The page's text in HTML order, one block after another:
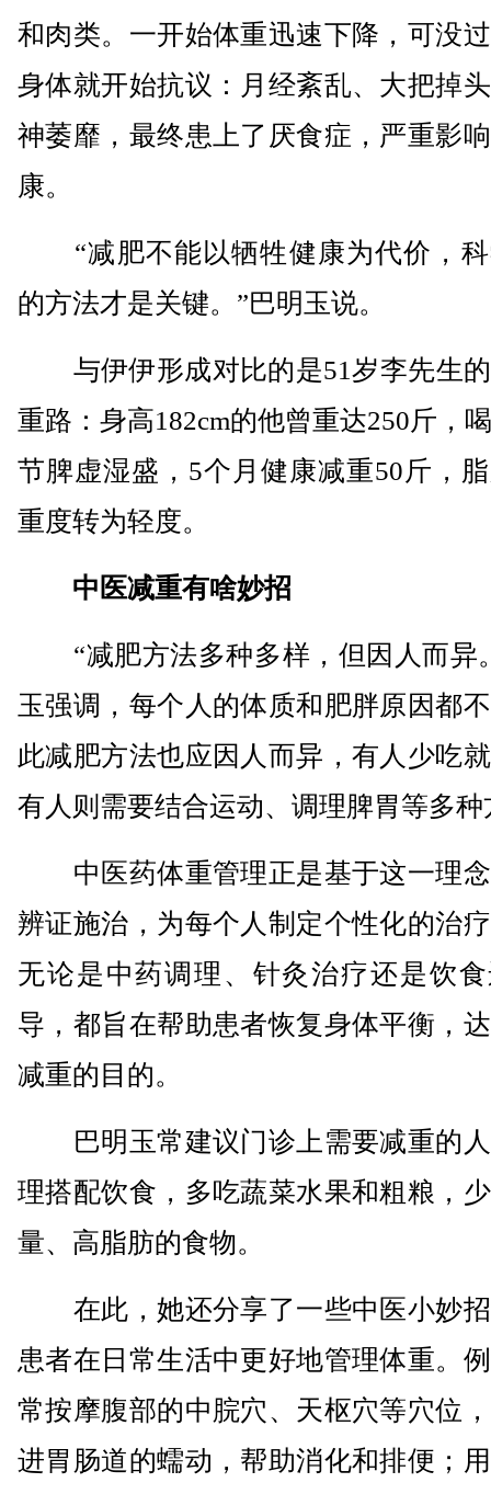
和肉类。一开始体重迅速下降，可没
身体就开始抗议：月经紊乱、大把掉
神萎靡，最终患上了厌食症，严重影
康。
“减肥不能以牺牲健康为代价，科
的方法才是关键。”巴明玉说。
与伊伊形成对比的是51岁李先生
重路：身高182cm的他曾重达250斤，
节脾虚湿盛，5个月健康减重50斤，
重度转为轻度。
中医减重有啥妙招
“减肥方法多种多样，但因人而异
玉强调，每个人的体质和肥胖原因都
此减肥方法也应因人而异，有人少吃
有人则需要结合运动、调理脾胃等多种
中医药体重管理正是基于这一理
辨证施治，为每个人制定个性化的治
无论是中药调理、针灸治疗还是饮
导，都旨在帮助患者恢复身体平衡，
减重的目的。
巴明玉常建议门诊上需要减重的
理搭配饮食，多吃蔬菜水果和粗粮，
量、高脂肪的食物。
在此，她还分享了一些中医小妙
患者在日常生活中更好地管理体重。
常按摩腹部的中脘穴、天枢穴等穴位
进胃肠道的蠕动，帮助消化和排便；